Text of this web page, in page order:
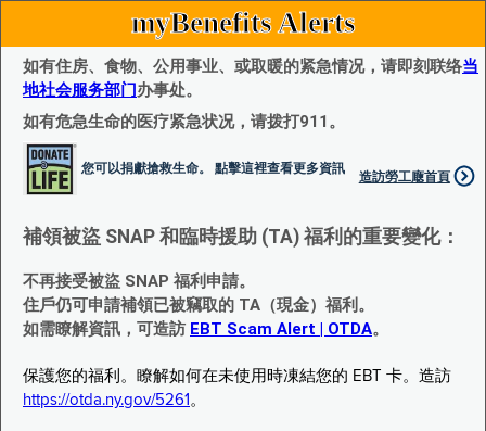
myBenefits Alerts
如有住房、食物、公用事业、或取暖的紧急情况，请即刻联络当
地社会服务部门办事处。
如有危急生命的医疗紧急状况，请拨打911。
您可以捐獻搶救生命。 點擊這裡查看更多資訊
造訪勞工廰首頁
補領被盜 SNAP 和臨時援助 (TA) 福利的重要變化：
不再接受被盜 SNAP 福利申請。
住戶仍可申請補領已被竊取的 TA（現金）福利。
如需瞭解資訊，可造訪 EBT Scam Alert | OTDA。
保護您的福利。瞭解如何在未使用時凍結您的 EBT 卡。造訪
https://otda.ny.gov/5261 。